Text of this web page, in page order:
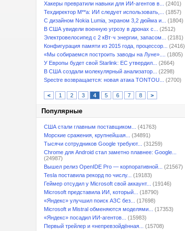
Хакеры превратили навыки для ИИ-агентов в...
(2401)
Техдиректор M**a: ИИ следует использовать,...
(1857)
С дизайном Nokia Lumia, экраном 3,2 дюйма и...
(1804)
В США увидели военную угрозу в дронах с...
(2512)
Электровелосипед с 2 кВт·ч энергии, запасом...
(2181)
Конфигурация памяти из 2015 года, процессор...
(2416)
«Мы собираемся построить заводы на Луне»....
(1805)
У Европы будет свой Starlink: ЕС утвердил...
(2664)
В США создали молекулярный анализатор...
(2298)
Spectre возвращается: новая атака TONTOU...
(2700)
< 1 2 3 4 5 6 7 8 >
Популярные
США стали главным поставщиком...
(41763)
Морские сражения, крупнейшая...
(34891)
Тысячи сотрудников Google требуют...
(31259)
Chrome для Android стал заметно плавнее: Google...
(24987)
Вышел релиз OpenIDE Pro — корпоративной...
(21567)
Tesla поставила рекорд по числу...
(19183)
Геймер отсудил у Microsoft свой аккаунт...
(19146)
Microsoft представила ИИ, который...
(18790)
«Яндекс» улучшил поиск АЗС без...
(17698)
Microsoft и Mistral обменяются моделями...
(17353)
«Яндекс» посадил ИИ-агентов...
(15983)
Первый трейлер и «непревзойдённая...
(15708)